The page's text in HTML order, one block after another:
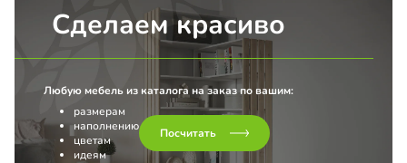
Сделаем красиво
Любую мебель из каталога на заказ по вашим:
размерам
наполнению
цветам
идеям
Посчитать